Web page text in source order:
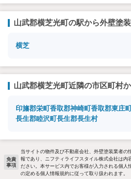
山武郡横芝光町の駅から外壁塗
横芝
山武郡横芝光町近隣の市区町村
印旛郡栄町香取郡神崎町香取郡東庄
長生郡睦沢町長生郡長生村
免責
事項
当サイトの物件及び不動産会社、外壁塗装業者の
報であり、ニフティライフスタイル株式会社は内
ださい。本サービス内でお客様が入力される個人
の定める個人情報規約に従って取り扱われます。